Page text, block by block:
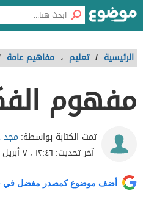
الرئيسية / تعليم ، مفاهيم عامة
مفهوم
تمت الكتابة بواسطة:
آخر تحديث: ١٢:٤٦ ، ٧ أبريل ٢٠١٦
أضف موضوع كمصدر مفضل في